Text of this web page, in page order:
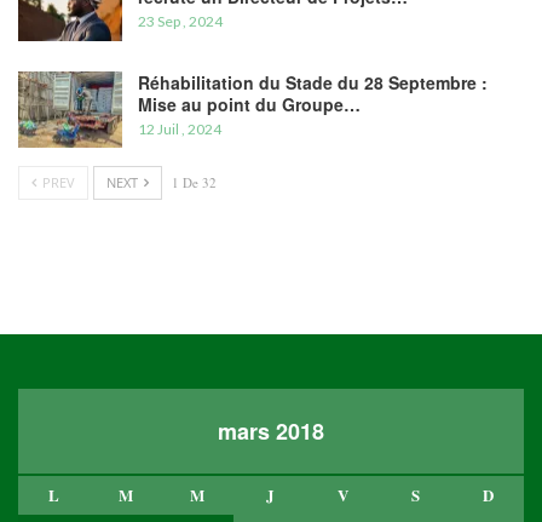
23 Sep , 2024
Réhabilitation du Stade du 28 Septembre :
Mise au point du Groupe…
12 Juil , 2024
PREV NEXT 1 De 32
mars 2018
L M M J V S D